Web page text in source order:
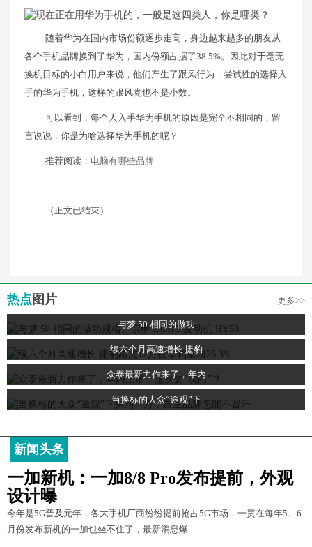
随着华为在国内市场份额逐步走高，身边越来越多的朋友从
各个手机品牌换到了华为，国内份额占据了38.5%。因此对于毫无
换机目标的小白用户来说，他们产生了跟风行为，尝试性的选择入
手的华为手机，这样的跟风党也不是小数。
可以看到，每个人入手华为手机的原因是完全不相同的，留
言说说，你是为啥选择华为手机的呢？
推荐阅读： 电脑有哪些品牌
（正文已结束）
热点 图片 更多>>
与梦 50 相同的做功
续六个月高速增长 捷豹
众泰最新力作来了，年内
当换标的大众“途观”下
新闻头条
一加新机：一加8/8 Pro发布提前，外观
设计曝
今年是5G普及元年，各大手机厂商纷纷提前抢占5G市场，一贯在每年5、6
月份发布新机的一加也坐不住了，最新消息爆...